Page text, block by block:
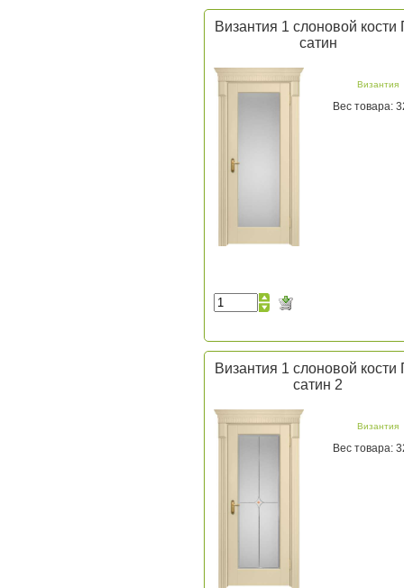
Византия 1 слоновой
сатин
Византия
Вес товара:
Византия 1 слоновой
сатин 2
Византия
Вес товара: